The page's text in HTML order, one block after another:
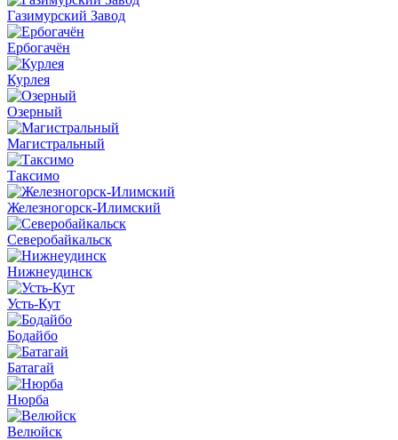
Газимурский Завод
Ербогачён
Курлея
Озерный
Магистральный
Таксимо
Железногорск-Илимский
Северобайкальск
Нижнеудинск
Усть-Кут
Бодайбо
Батагай
Нюрба
Велюйск